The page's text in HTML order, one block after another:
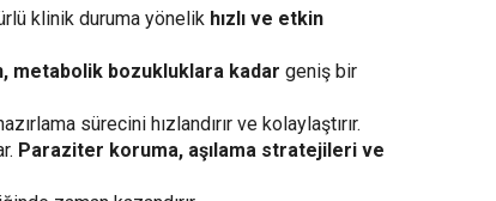
klinik duruma yönelik hızlı ve etkin
metabolik bozukluklara kadar geniş bir
sürecini hızlandırır ve kolaylaştırır.
Paraziter koruma, aşılama stratejileri ve